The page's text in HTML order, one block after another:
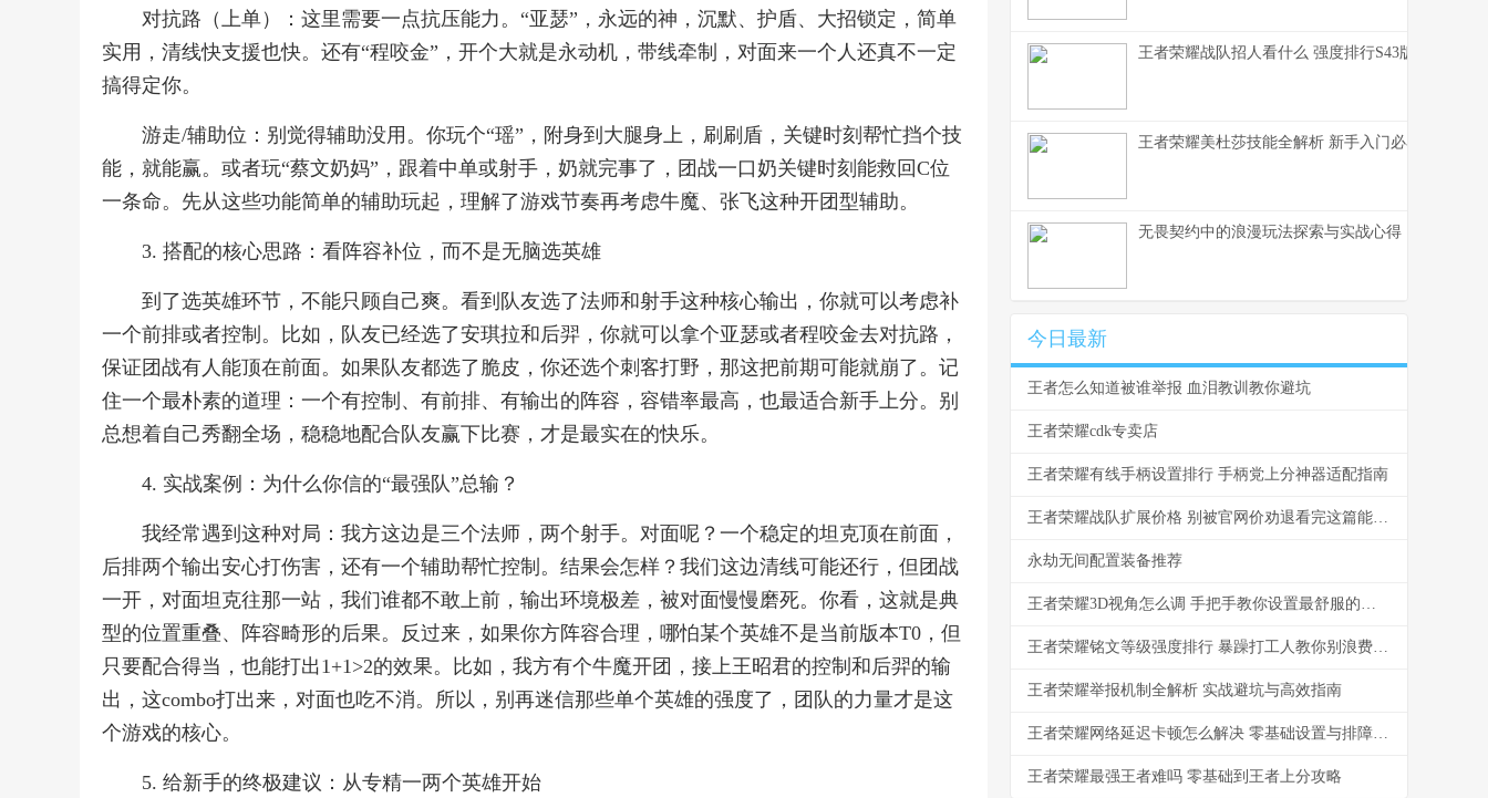
对抗路（上单）：这里需要一点抗压能力。“亚瑟”，永远的神，沉默、护盾、大招锁定，简单
实用，清线快支援也快。还有“程咬金”，开个大就是永动机，带线牵制，对面来一个人还真不一定
搞得定你。
游走/辅助位：别觉得辅助没用。你玩个“瑶”，附身到大腿身上，刷刷盾，关键时刻帮忙挡个技
能，就能赢。或者玩“蔡文奶妈”，跟着中单或射手，奶就完事了，团战一口奶关键时刻能救回C位
一条命。先从这些功能简单的辅助玩起，理解了游戏节奏再考虑牛魔、张飞这种开团型辅助。
3. 搭配的核心思路：看阵容补位，而不是无脑选英雄
到了选英雄环节，不能只顾自己爽。看到队友选了法师和射手这种核心输出，你就可以考虑补
一个前排或者控制。比如，队友已经选了安琪拉和后羿，你就可以拿个亚瑟或者程咬金去对抗路，
保证团战有人能顶在前面。如果队友都选了脆皮，你还选个刺客打野，那这把前期可能就崩了。记
住一个最朴素的道理：一个有控制、有前排、有输出的阵容，容错率最高，也最适合新手上分。别
总想着自己秀翻全场，稳稳地配合队友赢下比赛，才是最实在的快乐。
4. 实战案例：为什么你信的“最强队”总输？
我经常遇到这种对局：我方这边是三个法师，两个射手。对面呢？一个稳定的坦克顶在前面，
后排两个输出安心打伤害，还有一个辅助帮忙控制。结果会怎样？我们这边清线可能还行，但团战
一开，对面坦克往那一站，我们谁都不敢上前，输出环境极差，被对面慢慢磨死。你看，这就是典
型的位置重叠、阵容畸形的后果。反过来，如果你方阵容合理，哪怕某个英雄不是当前版本T0，但
只要配合得当，也能打出1+1>2的效果。比如，我方有个牛魔开团，接上王昭君的控制和后羿的输
出，这combo打出来，对面也吃不消。所以，别再迷信那些单个英雄的强度了，团队的力量才是这
个游戏的核心。
5. 给新手的终极建议：从专精一两个英雄开始
王者荣耀战队招人看什么 强度排行S43版本上分密
王者荣耀美杜莎技能全解析 新手入门必看教学
无畏契约中的浪漫玩法探索与实战心得
今日最新
王者怎么知道被谁举报 血泪教训教你避坑
王者荣耀cdk专卖店
王者荣耀有线手柄设置排行 手柄党上分神器适配指南
王者荣耀战队扩展价格 别被官网价劝退看完这篇能省一半
永劫无间配置装备推荐
王者荣耀3D视角怎么调 手把手教你设置最舒服的视角
王者荣耀铭文等级强度排行 暴躁打工人教你别浪费金币
王者荣耀举报机制全解析 实战避坑与高效指南
王者荣耀网络延迟卡顿怎么解决 零基础设置与排障指南
王者荣耀最强王者难吗 零基础到王者上分攻略